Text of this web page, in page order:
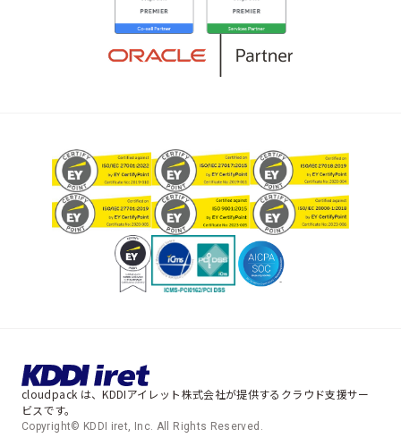
cloudpack は、KDDIアイレット株式会社が提供するクラウド支援サー
ビスです。
Copyright© KDDI iret, Inc. All Rights Reserved.